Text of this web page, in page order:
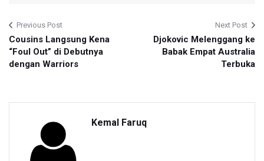
Previous Post
Cousins Langsung Kena
“Foul Out” di Debutnya
dengan Warriors
Next Post
Djokovic Melenggang ke
Babak Empat Australia
Terbuka
Kemal Faruq